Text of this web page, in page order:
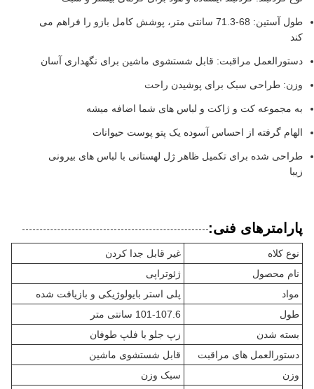
طول آستین: 68-71.3 سانتی متر، پوشش کامل بازو را فراهم می
کند
دستورالعمل مراقبت: قابل شستشوی ماشین برای نگهداری آسان
وزن: طراحی سبک برای پوشیدن راحت
به مجموعه کت و ژاکت و لباس های شما اضافه میشه
الهام گرفته از احساس آسوده یک پتو پوست حیوانات
طراحی شده برای تکمیل ظاهر ژل لهستانی با لباس های بیرونی
زیبا
پارامترهای فنی:
نوع کلاه
غیر قابل جدا کردن
نام محصول
ژئوتراپی
مواد
پلی استر بایولوژیکی و بازیافت شده
طول
101-107.6 سانتی متر
بسته شدن
زپ جلو با فلپ طوفان
دستورالعمل های مراقبت
قابل شستشوی ماشین
وزن
سبک وزن